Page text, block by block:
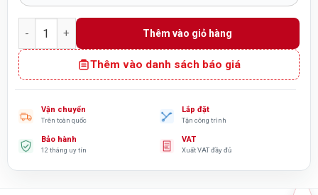
Cầu trượt liên hoàn ngoài trời máng ống 3 khối TP1-154 số
Thêm vào giỏ hàng
Thêm vào danh sách báo giá
Vận chuyển
Trên toàn quốc
Lắp đặt
Tận công trình
Bảo hành
12 tháng uy tín
VAT
Xuất VAT đầy đủ